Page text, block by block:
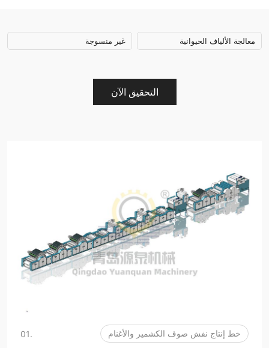
معالجة الألياف الحيوانية غير منسوجة
التحقيق الآن
خط إنتاج نفش صوف الكشمير والأغنام .01